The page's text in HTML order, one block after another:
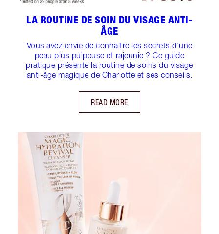
LA ROUTINE DE SOIN DU VISAGE ANTI-
ÂGE
Vous avez envie de connaître les secrets d'une
peau plus pulpeuse et rajeunie ? Ce guide
pratique présente la routine de soins du visage
anti-âge magique de Charlotte et ses conseils.
READ MORE